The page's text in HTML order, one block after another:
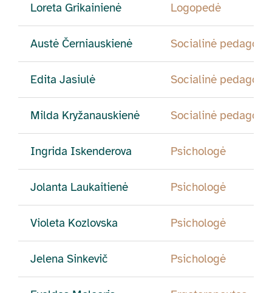
Loreta Grikainienė Logopedė
Austė Černiauskienė Socialinė pedagogė
Edita Jasiulė Socialinė pedagogė
Milda Kryžanauskienė Socialinė pedagogė
Ingrida Iskenderova Psichologė
Jolanta Laukaitienė Psichologė
Violeta Kozlovska Psichologė
Jelena Sinkevič Psichologė